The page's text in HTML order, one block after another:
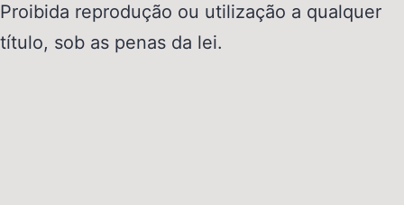
Proibida reprodução ou utilização a qualquer
título, sob as penas da lei.